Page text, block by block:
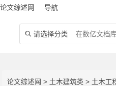
论文综述网 导航
 请选择分类
论文综述网 > 土木建筑类 > 土木工